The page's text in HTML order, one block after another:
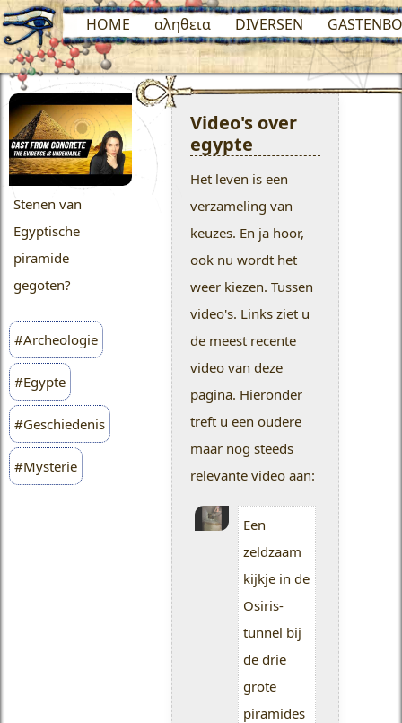
HOME αληθεια DIVERSEN
Stenen van
Egyptische
piramide
gegoten?
#Archeologie
#Egypte
#Geschiedenis
#Mysterie
Video's over
egypte
Het leven is een
verzameling van
keuzes. En ja hoor,
ook nu wordt het
weer kiezen. Tussen
video's. Links ziet u
de meest recente
video van deze
pagina. Hieronder
treft u een oudere
maar nog steeds
relevante video aan:
Een
zeldzaam
kijkje in de
Osiris-
tunnel bij
de drie
grote
piramides